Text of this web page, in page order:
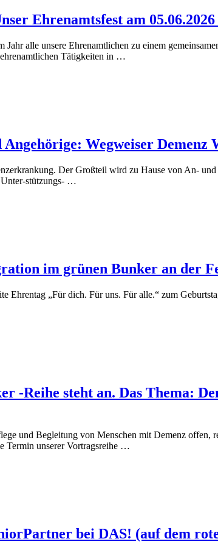
Ehrenamtsfest am
alle unsere Ehrenamtlichen zu einem
Tätigkeiten in …
Wegweiser Demenz
Der Großteil wird zu Hause von An-
Unter-stützungs- …
im grünen Bunker an der
Ehrentag „Für dich. Für uns. Für alle.“ zum
-Reihe steht an. Das Thema:
und Begleitung von Menschen mit Demenz offen,
Termin unserer Vortragsreihe …
bei DAS! (auf dem